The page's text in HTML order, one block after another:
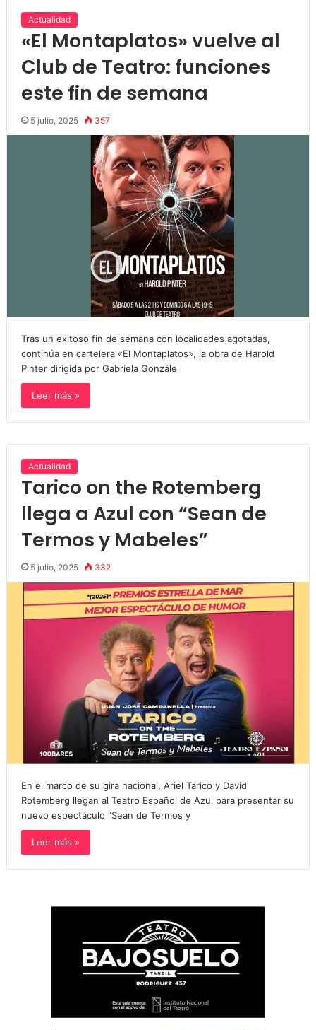
Actualidad
«El Montaplatos» vuelve al
Club de Teatro: funciones
este fin de semana
5 julio, 2025 357
Tras un exitoso fin de semana con localidades agotadas,
continúa en cartelera «El Montaplatos», la obra de Harold
Pinter dirigida por Gabriela Gonzále
Leer más »
Actualidad
Tarico on the Rotemberg
llega a Azul con “Sean de
Termos y Mabeles”
5 julio, 2025 332
En el marco de su gira nacional, Ariel Tarico y David
Rotemberg llegan al Teatro Español de Azul para presentar su
nuevo espectáculo “Sean de Termos y
Leer más »